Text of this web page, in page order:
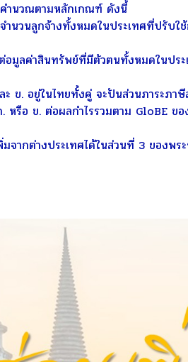
ำนวณตามหลักเกณฑ์ ดังนี้
วนลูกจ้างทั้งหมดในประเทศที่ปรับใ
ลค่าสินทรัพย์ที่มีตัวตนทั้งหมดในปร
อยู่ในไทยทั้งคู่ จะปันส่วนภาระภาษี
อ ข. ต่อผลกำไรรวมตาม GloBE ข
จากต่างประเทศได้ในส่วนที่ 3 ของพร